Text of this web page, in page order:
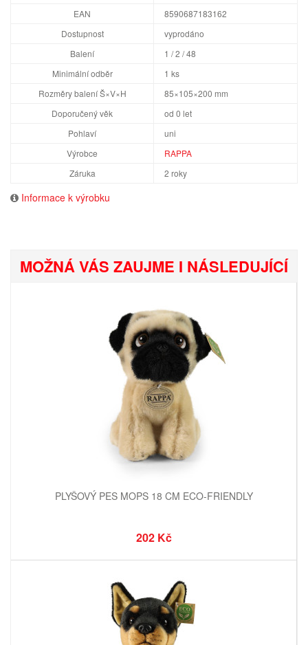
EAN
8590687183162
Dostupnost
vyprodáno
Balení
1 / 2 / 48
Minimální odběr
1 ks
Rozměry balení Š×V×H
85×105×200 mm
Doporučený věk
od 0 let
Pohlaví
uni
Výrobce
RAPPA
Záruka
2 roky
Informace k výrobku
MOŽNÁ VÁS ZAUJME I NÁSLEDUJÍCÍ
PLYŠOVÝ PES MOPS 18 CM ECO-FRIENDLY
202 Kč